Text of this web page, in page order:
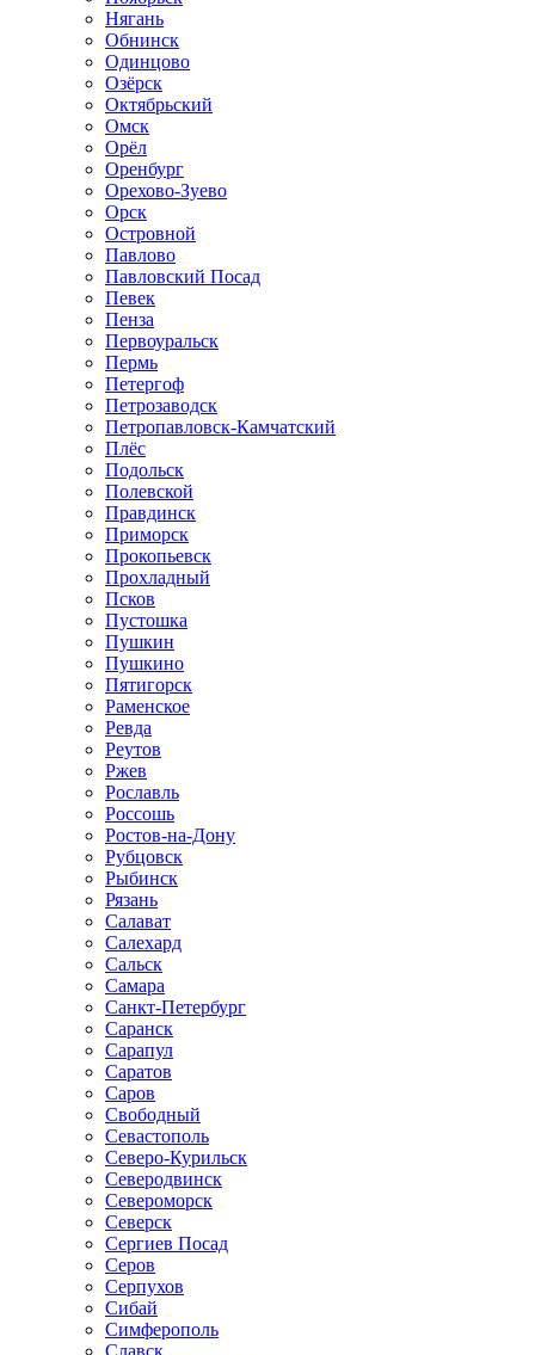
Нягань
Обнинск
Одинцово
Озёрск
Октябрьский
Омск
Орёл
Оренбург
Орехово-Зуево
Орск
Островной
Павлово
Павловский Посад
Певек
Пенза
Первоуральск
Пермь
Петергоф
Петрозаводск
Петропавловск-Камчатский
Плёс
Подольск
Полевской
Правдинск
Приморск
Прокопьевск
Прохладный
Псков
Пустошка
Пушкин
Пушкино
Пятигорск
Раменское
Ревда
Реутов
Ржев
Рославль
Россошь
Ростов-на-Дону
Рубцовск
Рыбинск
Рязань
Салават
Салехард
Сальск
Самара
Санкт-Петербург
Саранск
Сарапул
Саратов
Саров
Свободный
Севастополь
Северо-Курильск
Северодвинск
Североморск
Северск
Сергиев Посад
Серов
Серпухов
Сибай
Симферополь
Славск